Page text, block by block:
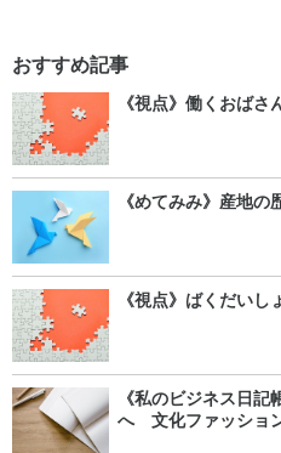
おすすめ記事
《視点》働くおばさ
《めてみみ》産地の
《視点》ばくだいし
《私のビジネス日
へ 文化ファッショ